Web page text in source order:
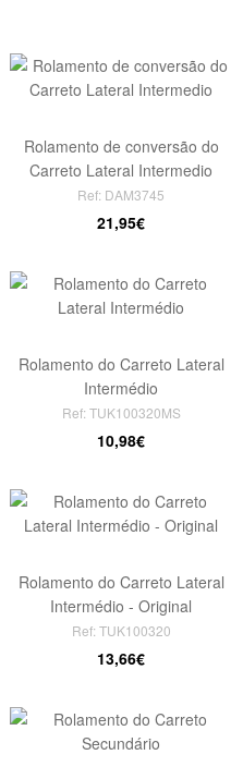
Rolamento de conversão do
Carreto Lateral Intermedio
Ref: DAM3745
21,95€
Rolamento do Carreto Lateral
Intermédio
Ref: TUK100320MS
10,98€
Rolamento do Carreto Lateral
Intermédio - Original
Ref: TUK100320
13,66€